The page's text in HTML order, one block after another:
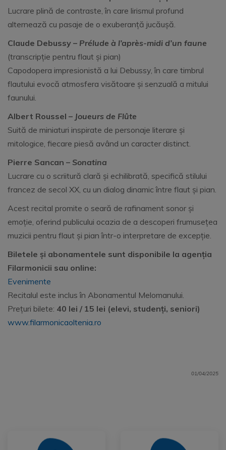
Lucrare plină de contraste, în care lirismul profund
alternează cu pasaje de o exuberanță jucăușă.
Claude Debussy – Prélude à l’après-midi d’un faune
(transcripție pentru flaut și pian)
Capodopera impresionistă a lui Debussy, în care timbrul
flautului evocă atmosfera visătoare și senzuală a mitului
faunului.
Albert Roussel – Joueurs de Flûte
Suită de miniaturi inspirate de personaje literare și
mitologice, fiecare piesă având un caracter distinct.
Pierre Sancan – Sonatina
Lucrare cu o scriitură clară și echilibrată, specifică stilului
francez de secol XX, cu un dialog dinamic între flaut și pian.
Acest recital promite o seară de rafinament sonor și
emoție, oferind publicului ocazia de a descoperi frumusețea
muzicii pentru flaut și pian într-o interpretare de excepție.
Biletele și abonamentele sunt disponibile la agenția
Filarmonicii sau online:
Evenimente
Recitalul este inclus în Abonamentul Melomanului.
Prețuri bilete: 40 lei / 15 lei (elevi, studenți, seniori)
www.filarmonicaoltenia.ro
01/04/2025